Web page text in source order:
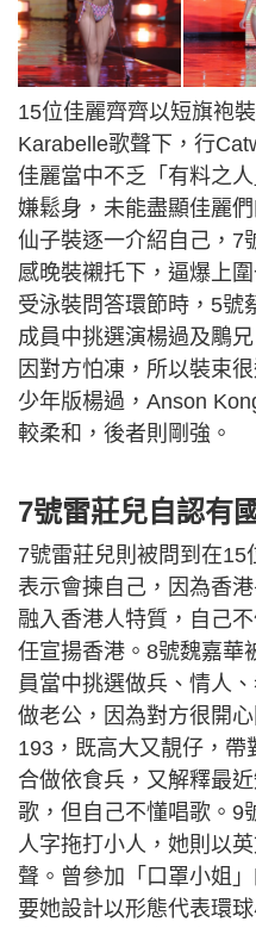
15位佳麗齊齊以短旗袍
Karabelle歌聲下，行
佳麗當中不乏「有料之
嫌鬆身，未能盡顯佳麗
仙子裝逐一介紹自己，7
感晚裝襯托下，逼爆上
受泳裝問答環節時，5號
成員中挑選演楊過及鵰
因對方怕凍，所以裝束
少年版楊過，Anson
較柔和，後者則剛強。
7號雷莊兒自認有
7號雷莊兒則被問到在
表示會揀自己，因為香
融入香港人特質，自己
任宣揚香港。8號魏嘉華
員當中挑選做兵、情人
做老公，因為對方很開
193，既高大又靚仔，帶
合做依食兵，又解釋最
歌，但自己不懂唱歌。9
人字拖打小人，她則以
聲。曾參加「口罩小姐
要她設計以形態代表環